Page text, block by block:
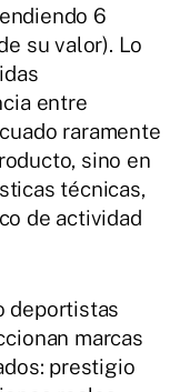
6
su valor). Lo
entre
raramente
sino en
técnicas,
de actividad
deportistas
marcas
prestigio